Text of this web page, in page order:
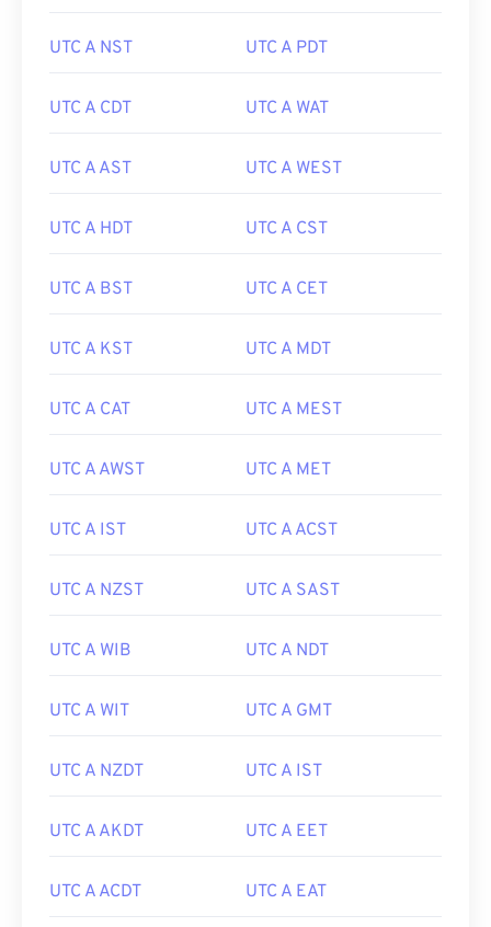
UTC A NST UTC A PDT
UTC A CDT UTC A WAT
UTC A AST UTC A WEST
UTC A HDT UTC A CST
UTC A BST UTC A CET
UTC A KST UTC A MDT
UTC A CAT UTC A MEST
UTC A AWST UTC A MET
UTC A IST UTC A ACST
UTC A NZST UTC A SAST
UTC A WIB UTC A NDT
UTC A WIT UTC A GMT
UTC A NZDT UTC A IST
UTC A AKDT UTC A EET
UTC A ACDT UTC A EAT